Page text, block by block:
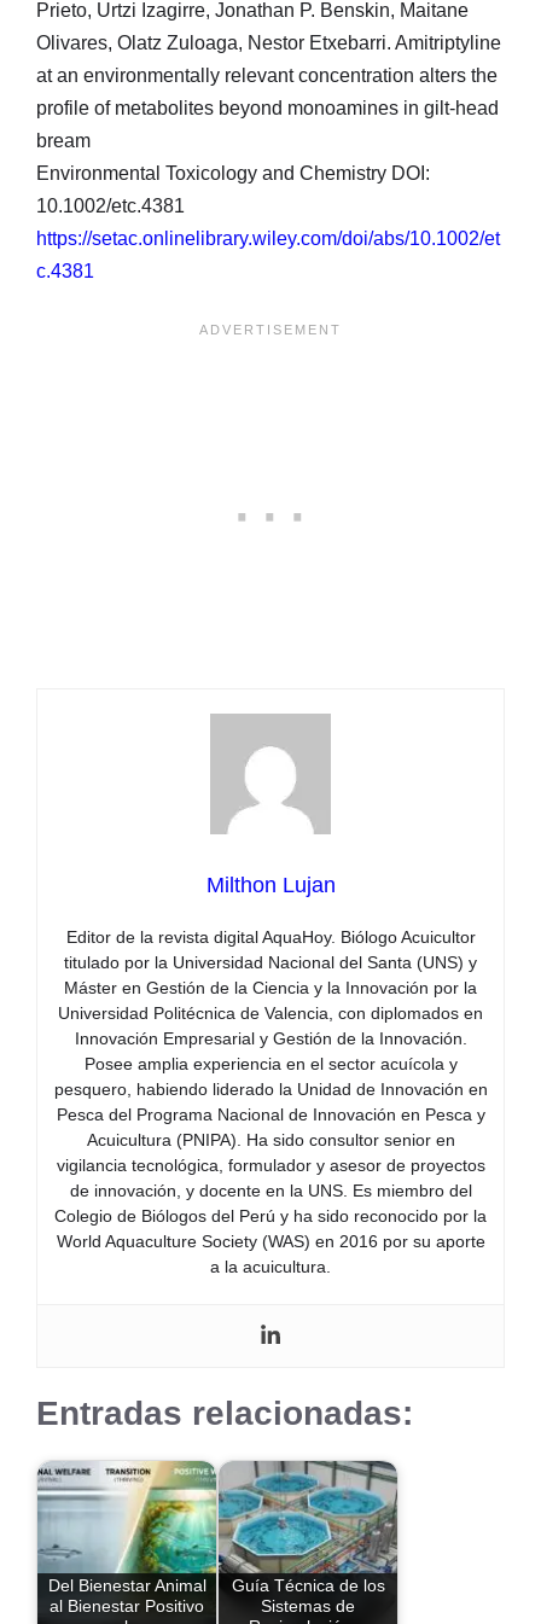
Prieto, Urtzi Izagirre, Jonathan P. Benskin, Maitane
Olivares, Olatz Zuloaga, Nestor Etxebarri. Amitriptyline
at an environmentally relevant concentration alters the
profile of metabolites beyond monoamines in gilt-head
bream
Environmental Toxicology and Chemistry DOI:
10.1002/etc.4381
https://setac.onlinelibrary.wiley.com/doi/abs/10.1002/et
c.4381
Milthon Lujan
Editor de la revista digital AquaHoy. Biólogo Acuicultor
titulado por la Universidad Nacional del Santa (UNS) y
Máster en Gestión de la Ciencia y la Innovación por la
Universidad Politécnica de Valencia, con diplomados en
Innovación Empresarial y Gestión de la Innovación.
Posee amplia experiencia en el sector acuícola y
pesquero, habiendo liderado la Unidad de Innovación en
Pesca del Programa Nacional de Innovación en Pesca y
Acuicultura (PNIPA). Ha sido consultor senior en
vigilancia tecnológica, formulador y asesor de proyectos
de innovación, y docente en la UNS. Es miembro del
Colegio de Biólogos del Perú y ha sido reconocido por la
World Aquaculture Society (WAS) en 2016 por su aporte
a la acuicultura.
Entradas relacionadas:
Del Bienestar Animal
al Bienestar Positivo
Guía Técnica de los
Sistemas de